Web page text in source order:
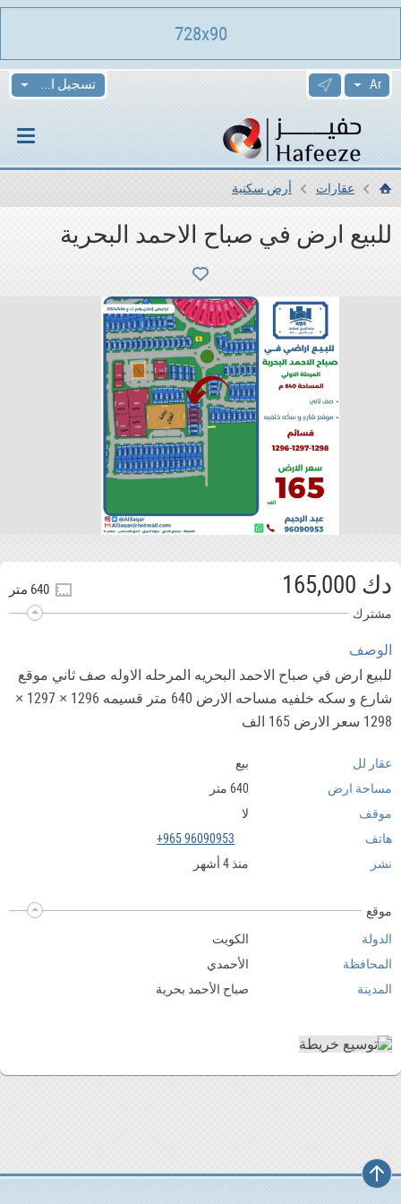
تسجيل الدخول
الرئيسيةعقارات أرض سكنية
للبيع ارض في صباح الاحمد البحرية
دك 165,000 640 متر
مشترك
الوصف
للبيع ارض في صباح الاحمد البحريه المرحله الاوله صف ثاني موقع
شارع و سكه خلفيه مساحه الارض 640 متر قسيمه 1296 × 1297 ×
1298 سعر الارض 165 الف
عقار لل
بيع
مساحة ارض
640 متر
موقف
لا
هاتف
+965 96090953
نشر
منذ 4 أشهر
موقع
الدولة
الكويت
المحافظة
الأحمدي
المدينة
صباح الأحمد بحرية
728x90